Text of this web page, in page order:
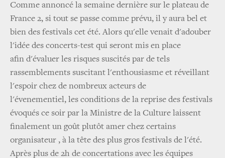
Comme annoncé la semaine dernière sur le plateau de
France 2, si tout se passe comme prévu, il y aura bel et
bien des festivals cet été. Alors qu'elle venait d'adouber
l'idée des concerts-test qui seront mis en place
afin d'évaluer les risques suscités par de tels
rassemblements suscitant l'enthousiasme et réveillant
l'espoir chez de nombreux acteurs de
l'évenementiel, les conditions de la reprise des festivals
évoqués ce soir par la Ministre de la Culture laissent
finalement un goût plutôt amer chez certains
organisateur , à la tête des plus gros festivals de l'été.
Après plus de 2h de concertations avec les équipes